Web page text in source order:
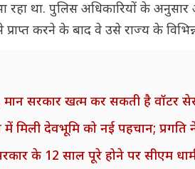
था. पुलिस अधिकारियों के
करने के बाद वे उसे राज्य के
मान सरकार खत्म कर सकती है वॉटर
मिली देवभूमि को नई पहचान; प्रगति
के 12 साल पूरे होने पर सीएम